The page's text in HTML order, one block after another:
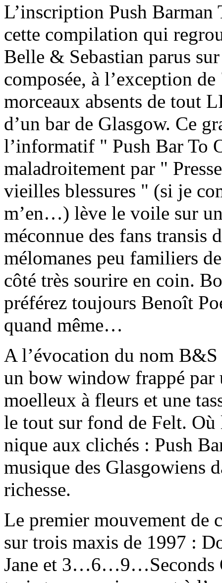
L’inscription Push
cette compilation qui
Belle & Sebastian parus
composée, à l’exception
morceaux absents de tout
d’un bar de Glasgow. Ce
l’informatif " Push Bar To
maladroitement par "
vieilles blessures " (si je
m’en…) lève le voile sur
méconnue des fans transis
mélomanes peu familiers
côté très sourire en coin.
préférez toujours Benoît
quand même…
A l’évocation du nom
un bow window frappé par
moelleux à fleurs et une
le tout sur fond de Felt.
nique aux clichés : Push
musique des Glasgowiens
richesse.
Le premier mouvement de
sur trois maxis de 1997 :
Jane et 3…6…9…Seconds